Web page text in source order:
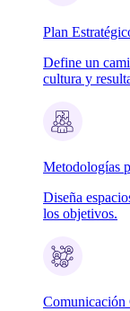
Plan
Define un
cultura y
Metodologías
Diseña
los objetivos.
Comunicación